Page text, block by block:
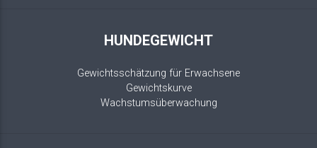
HUNDEGEWICHT
Gewichtsschätzung für Erwachsene
Gewichtskurve
Wachstumsüberwachung